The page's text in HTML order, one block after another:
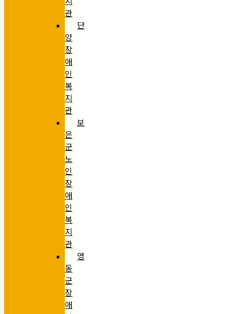
관
단
양
장
애
인
복
지
관
보
은
군
노
인
장
애
인
복
지
관
영
동
군
장
애